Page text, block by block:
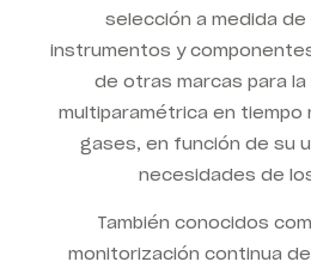
selección a medida de
instrumentos y
de otras marcas para
multiparamétrica en tiempo
gases, en función de su
necesidades de
También conocidos
monitorización continua